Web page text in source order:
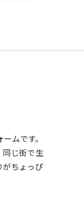
ムです。
同じ街で生
がちょっぴ